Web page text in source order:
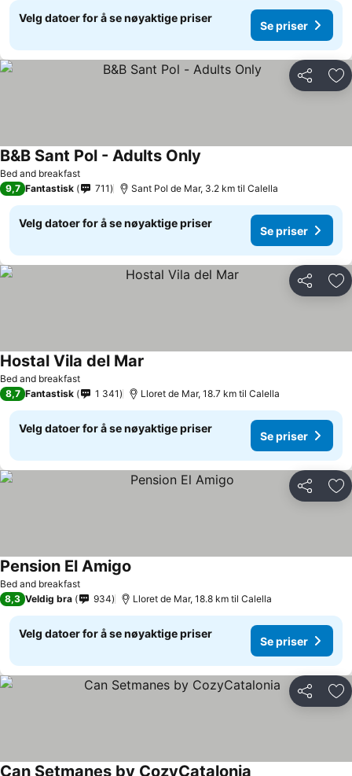
Velg datoer for å se nøyaktige priser
Se priser
Del
Bed and breakfast
B&B Sant Pol - Adults Only
9,7 Fantastisk 711 Sant Pol de Mar, 3.2 km til Calella
Velg datoer for å se nøyaktige priser
Se priser
Del
Bed and breakfast
Hostal Vila del Mar
8,7 Fantastisk 1 341 Lloret de Mar, 18.7 km til Calella
Velg datoer for å se nøyaktige priser
Se priser
Del
Bed and breakfast
Pension El Amigo
8,3 Veldig bra 934 Lloret de Mar, 18.8 km til Calella
Velg datoer for å se nøyaktige priser
Se priser
Del
Can Setmanes by CozyCatalonia